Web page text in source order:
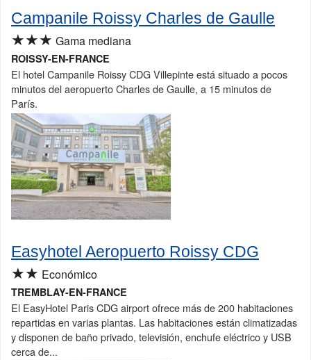
Campanile Roissy Charles de Gaulle
★★★ Gama mediana
ROISSY-EN-FRANCE
El hotel Campanile Roissy CDG Villepinte está situado a pocos
minutos del aeropuerto Charles de Gaulle, a 15 minutos de
París.
Easyhotel Aeropuerto Roissy CDG
★★ Económico
TREMBLAY-EN-FRANCE
El EasyHotel Paris CDG airport ofrece más de 200 habitaciones
repartidas en varias plantas. Las habitaciones están climatizadas
y disponen de baño privado, televisión, enchufe eléctrico y USB
cerca de...